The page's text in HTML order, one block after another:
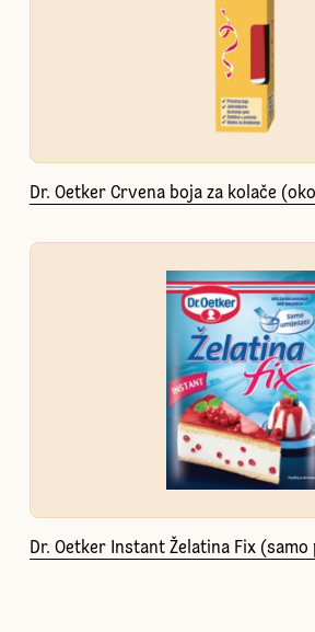
Dr. Oetker Crvena boja za kolače
Dr. Oetker Instant Želatina Fix